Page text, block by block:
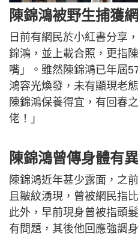
陳錦鴻被野生捕獲
日前有網民於小紅書分享
錦鴻，並上載合照，更指
嘴」。雖然陳錦鴻已年屆
鴻容光煥發，未有顯現老
陳錦鴻保養得宜，有回春
佬！」
陳錦鴻曾傳身體有
陳錦鴻近年甚少露面，之
且皺紋湧現，曾被網民指
此外，早前現身曾被指頭
有問題，其後他回應強調